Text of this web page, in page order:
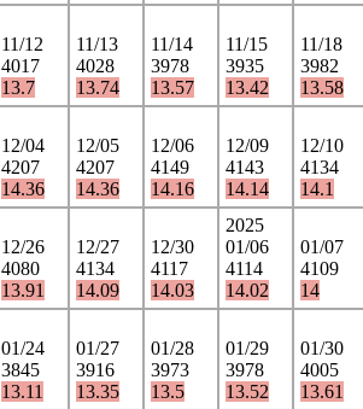
11/12
4017
13.7
11/13
4028
13.74
11/14
3978
13.57
11/15
3935
13.42
11/18
3982
13.58
12/04
4207
14.36
12/05
4207
14.36
12/06
4149
14.16
12/09
4143
14.14
12/10
4134
14.1
12/26
4080
13.91
12/27
4134
14.09
12/30
4117
14.03
2025
01/06
4114
14.02
01/07
4109
14
01/24
3845
13.11
01/27
3916
13.35
01/28
3973
13.5
01/29
3978
13.52
01/30
4005
13.61